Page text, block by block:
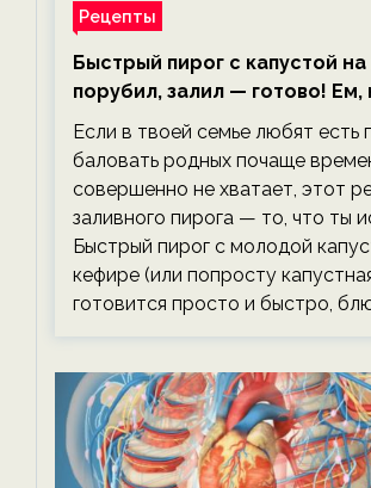
Рецепты
Быстрый пирог с капустой
порубил, залил — готово! Ем,
тревожась о фигуре!
Если в твоей семье любят есть
баловать родных почаще
совершенно не хватает, этот
заливного пирога — то, что ты
Быстрый пирог с молодой
кефире (или попросту
готовится просто и быстро,